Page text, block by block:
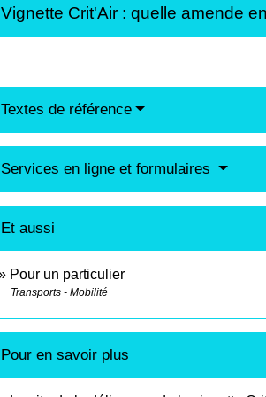
Vignette Crit'Air : quelle amende
Textes de référence
Services en ligne et formulaires
Et aussi
Pour un particulier
Transports - Mobilité
Pour en savoir plus